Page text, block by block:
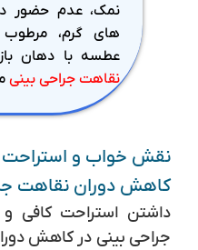
نمک، عدم حضور
های گرم،
عطسه با دهان
نقاهت جراحی بینی
نقش خواب و استراحت
کاهش دوران نقاهت
داشتن استراحت کافی و
جراحی بینی در کاهش